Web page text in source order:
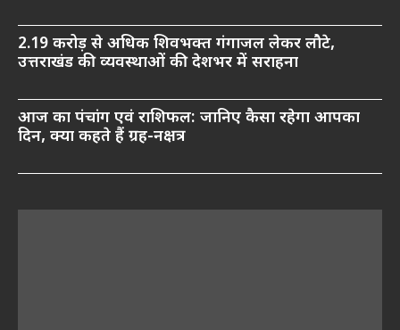
2.19 करोड़ से अधिक शिवभक्त गंगाजल लेकर लौटे,
उत्तराखंड की व्यवस्थाओं की देशभर में सराहना
आज का पंचांग एवं राशिफल: जानिए कैसा रहेगा आपका
दिन, क्या कहते हैं ग्रह-नक्षत्र